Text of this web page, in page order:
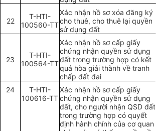
22
T-HTI-
100560-TT
Xác nhận hồ sơ xóa đăng ký
cho thuê, cho thuê lại quyền
sử dụng đất
23
T-HTI-
100564-TT
Xác nhận hồ sơ cấp giấy
chứng nhận quyền sử dụng
đất trong trường hợp có kết
quả hòa giải thành về tranh
chấp đất đai
24
T-HTI-
100616-TT
Xác nhận hồ sơ cấp giấy
chứng nhận quyền sử dụng
đất, cho người nhận QSD đất
trong trường hợp có quyết
định hành chính của cơ quan